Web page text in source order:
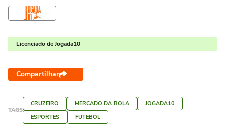
Licenciado de Jogada10
Compartilhar
TAGS
CRUZEIRO MERCADO DA BOLA
JOGADA10
ESPORTES
FUTEBOL